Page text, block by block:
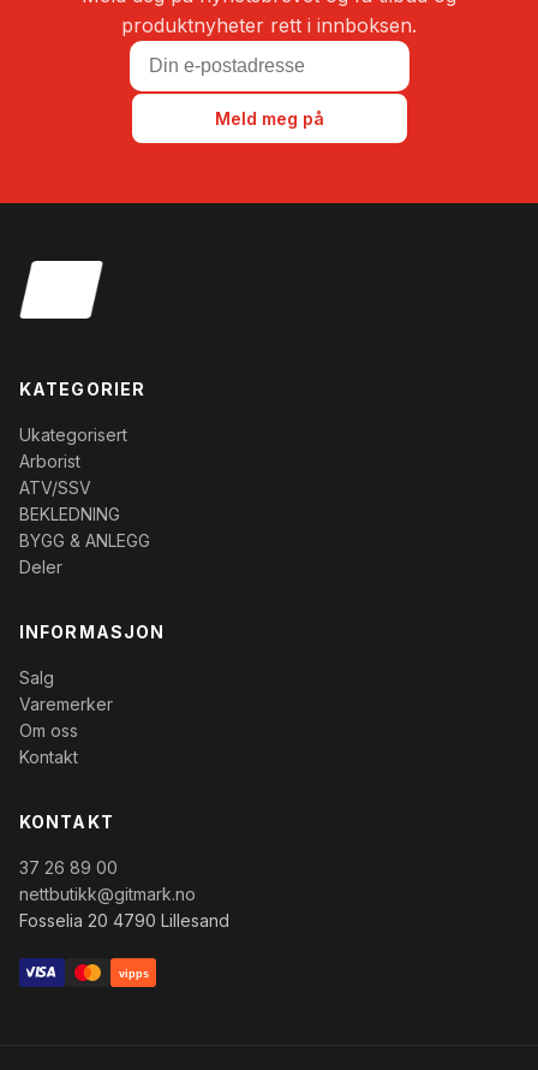
produktnyheter rett i innboksen.
Meld meg på
KATEGORIER
Ukategorisert
Arborist
ATV/SSV
BEKLEDNING
BYGG & ANLEGG
Deler
INFORMASJON
Salg
Varemerker
Om oss
Kontakt
KONTAKT
37 26 89 00
nettbutikk@gitmark.no
Fosselia 20 4790 Lillesand
vipps